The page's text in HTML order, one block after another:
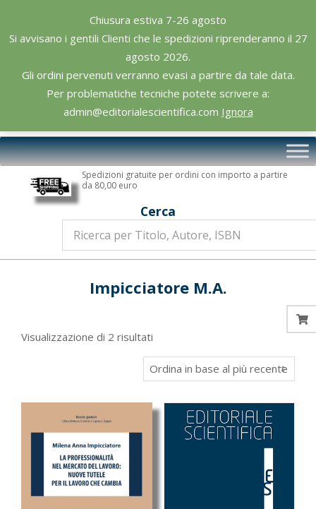
Chiusura estiva 7-26 agosto
Si avvisano i gentili Clienti che le spedizioni riprenderanno il 27
agosto 2026.
Gli ordini pervenuti verranno evasi a partire da tale data.
Per problematiche tecniche potete scrivere a:
admin@editorialescientifica.com Ignora
content
Editoriale
Scientifica
Primary
Navigation
Spedizioni gratuite per ordini con importo a partire
da 80,00 euro
Cerca
Impicciatore M.A.
Visualizzazione di 2 risultati
in
base
più
recente